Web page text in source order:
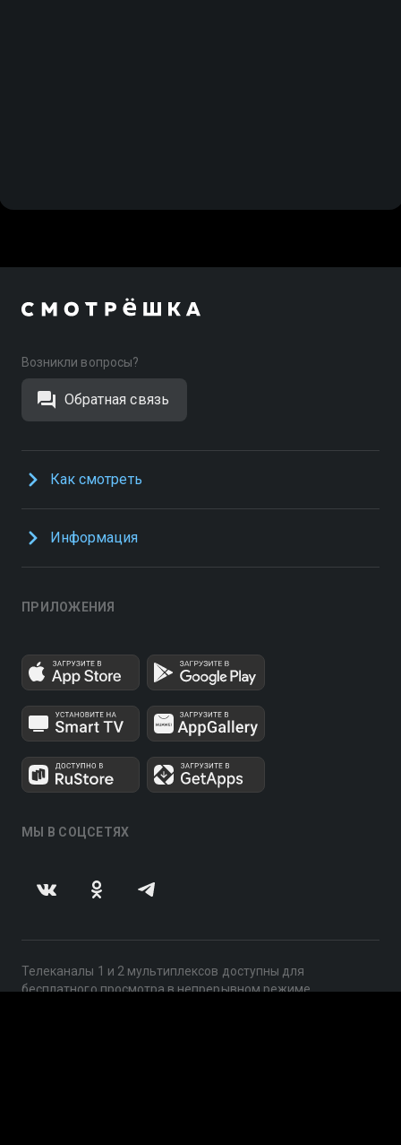
Возникли вопросы?
Обратная связь
Как смотреть
Информация
ПРИЛОЖЕНИЯ
МЫ В СОЦСЕТЯХ
Телеканалы 1 и 2 мультиплексов доступны для
бесплатного просмотра в непрерывном режиме,